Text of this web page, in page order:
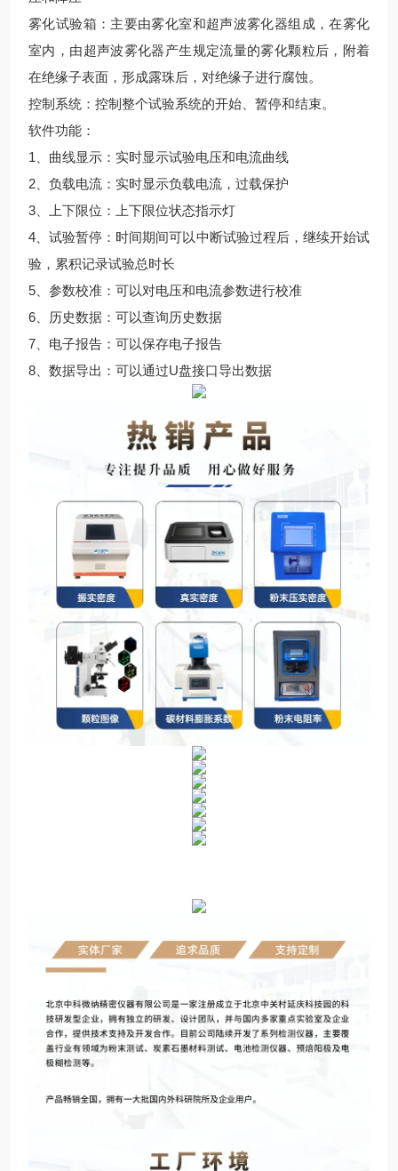
雾化试验箱：主要由雾化室和超声波雾化器组成，在雾化
室内，由超声波雾化器产生规定流量的雾化颗粒后，附着
在绝缘子表面，形成露珠后，对绝缘子进行腐蚀。
控制系统：控制整个试验系统的开始、暂停和结束。
软件功能：
1、曲线显示：实时显示试验电压和电流曲线
2、负载电流：实时显示负载电流，过载保护
3、上下限位：上下限位状态指示灯
4、试验暂停：时间期间可以中断试验过程后，继续开始试
验，累积记录试验总时长
5、参数校准：可以对电压和电流参数进行校准
6、历史数据：可以查询历史数据
7、电子报告：可以保存电子报告
8、数据导出：可以通过U盘接口导出数据